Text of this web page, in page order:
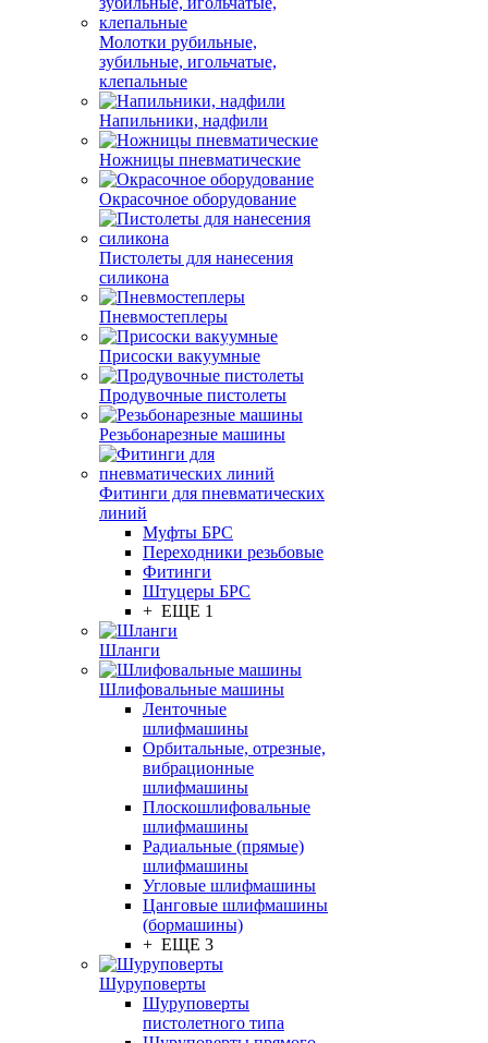
Молотки рубильные,
зубильные, игольчатые,
клепальные
Напильники, надфили
Ножницы пневматические
Окрасочное оборудование
Пистолеты для нанесения
силикона
Пневмостеплеры
Присоски вакуумные
Продувочные пистолеты
Резьбонарезные машины
Фитинги для пневматических
линий
Муфты БРС
Переходники резьбовые
Фитинги
Штуцеры БРС
+ ЕЩЕ 1
Шланги
Шлифовальные машины
Ленточные
шлифмашины
Орбитальные, отрезные,
вибрационные
шлифмашины
Плоскошлифовальные
шлифмашины
Радиальные (прямые)
шлифмашины
Угловые шлифмашины
Цанговые шлифмашины
(бормашины)
+ ЕЩЕ 3
Шуруповерты
Шуруповерты
пистолетного типа